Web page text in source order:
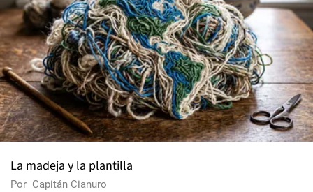
La madeja y la plantilla
Por Capitán Cianuro